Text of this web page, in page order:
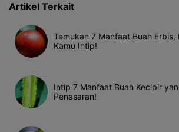
Artikel Terkait
Temukan 7 Manfaat Buah Erbis,
Kamu Intip!
Intip 7 Manfaat Buah Kecipir
Penasaran!